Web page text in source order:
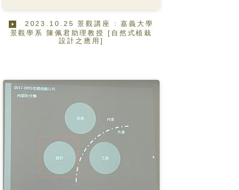
2023.10.25 景觀講座 : 嘉義大學
景觀學系 陳佩君助理教授 [自然式植栽
設計之應用]